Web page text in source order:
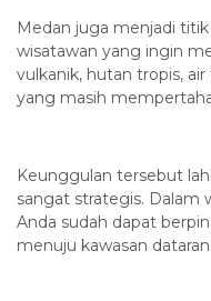
Medan juga menjadi
wisatawan yang ingin
vulkanik, hutan tropis,
yang masih
Keunggulan tersebut
sangat strategis. Dalam
Anda sudah dapat
menuju kawasan